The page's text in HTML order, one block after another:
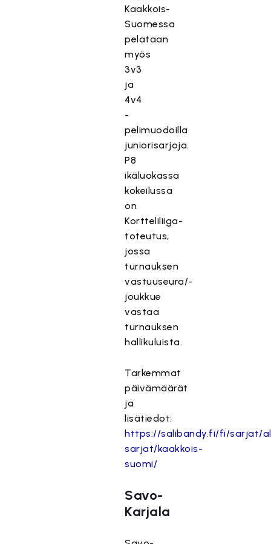
Kaakkois-
Suomessa
pelataan
myös
3v3
ja
4v4
-
pelimuodoilla
juniorisarjoja.
P8
ikäluokassa
kokeilussa
on
Kortteliliiga-
toteutus,
jossa
turnauksen
vastuuseura/-
joukkue
vastaa
turnauksen
hallikuluista.
Tarkemmat
päivämäärät
ja
lisätiedot:
https://salibandy.fi/fi/sarjat/
sarjat/kaakkois-
suomi/
Savo-
Karjala